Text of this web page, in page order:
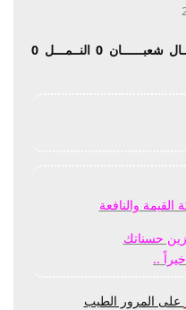
رد: القارئ الشيخ محمــــد جمــــــــال شعبــــــان 0 النــمـــل 0
والنافعة
حسناتك
..
على المرور الطيب